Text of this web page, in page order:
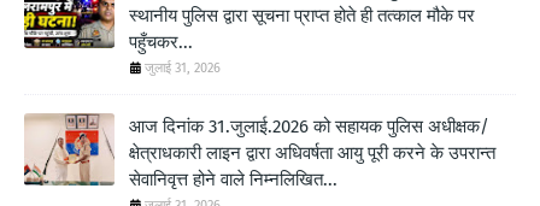
स्थानीय पुलिस द्वारा सूचना प्राप्त होते ही तत्काल मौके पर
पहुँचकर...
जुलाई 31, 2026
आज दिनांक 31.जुलाई.2026 को सहायक पुलिस अधीक्षक/
क्षेत्राधकारी लाइन द्वारा अधिवर्षता आयु पूरी करने के उपरान्त
सेवानिवृत्त होने वाले निम्नलिखित...